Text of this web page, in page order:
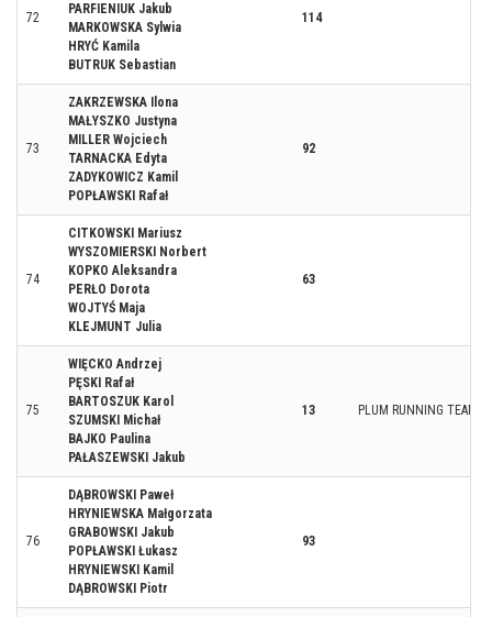
72
PARFIENIUK Jakub
MARKOWSKA Sylwia
HRYĆ Kamila
BUTRUK Sebastian
114
73
ZAKRZEWSKA Ilona
MAŁYSZKO Justyna
MILLER Wojciech
TARNACKA Edyta
ZADYKOWICZ Kamil
POPŁAWSKI Rafał
92
74
CITKOWSKI Mariusz
WYSZOMIERSKI Norbert
KOPKO Aleksandra
PERŁO Dorota
WOJTYŚ Maja
KLEJMUNT Julia
63
75
WIĘCKO Andrzej
PĘSKI Rafał
BARTOSZUK Karol
SZUMSKI Michał
BAJKO Paulina
PAŁASZEWSKI Jakub
13 PLUM RUNNING TEAM
76
DĄBROWSKI Paweł
HRYNIEWSKA Małgorzata
GRABOWSKI Jakub
POPŁAWSKI Łukasz
HRYNIEWSKI Kamil
DĄBROWSKI Piotr
93